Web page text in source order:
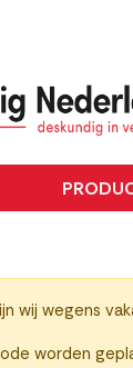
wij wegens
worden